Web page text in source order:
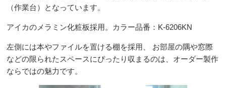
（作業台）となっています。
アイカのメラミン化粧板採用。カラー品番：K-6206KN
左側には本やファイルを置ける棚を採用、 お部屋の隅や窓際
などの限られたスペースにぴったり収まるのは、オーダー製作
ならではの魅力です。